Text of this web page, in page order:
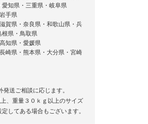
知県・三重県・岐阜県
手県
賀県・奈良県・和歌山県・兵
県・鳥取県
知県・愛媛県
崎県・熊本県・大分県・宮崎
送ご相談に応じます。
、重量３０ｋｇ以上のサイズ
してある場合もございます。